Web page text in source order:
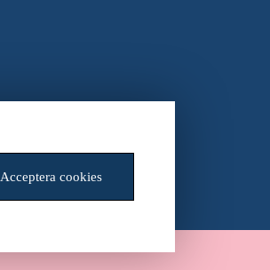
Acceptera cookies